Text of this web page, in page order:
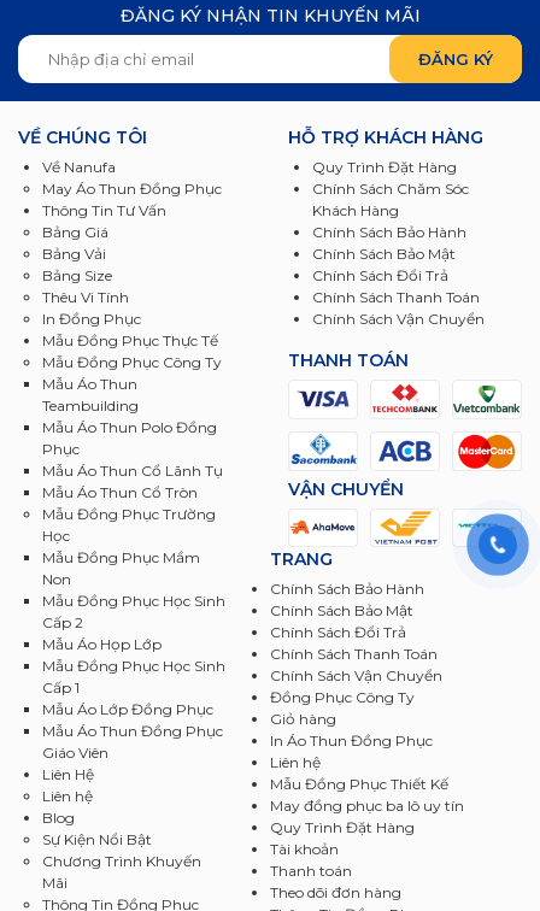
ĐĂNG KÝ NHẬN TIN KHUYẾN MÃI
VỀ CHÚNG TÔI
Về Nanufa
May Áo Thun Đồng Phục
Thông Tin Tư Vấn
Bảng Giá
Bảng Vải
Bảng Size
Thêu Vi Tính
In Đồng Phục
Mẫu Đồng Phục Thực Tế
Mẫu Đồng Phục Công Ty
Mẫu Áo Thun
Teambuilding
Mẫu Áo Thun Polo Đồng
Phục
Mẫu Áo Thun Cổ Lãnh Tụ
Mẫu Áo Thun Cổ Tròn
Mẫu Đồng Phục Trường
Học
Mẫu Đồng Phục Mầm
Non
Mẫu Đồng Phục Học Sinh
Cấp 2
Mẫu Áo Họp Lớp
Mẫu Đồng Phục Học Sinh
Cấp 1
Mẫu Áo Lớp Đồng Phục
Mẫu Áo Thun Đồng Phục
Giáo Viên
Liên Hệ
Liên hệ
Blog
Sự Kiện Nổi Bật
Chương Trình Khuyến
Mãi
Thông Tin Đồng Phục
HỖ TRỢ KHÁCH HÀNG
Quy Trình Đặt Hàng
Chính Sách Chăm Sóc
Khách Hàng
Chính Sách Bảo Hành
Chính Sách Bảo Mật
Chính Sách Đổi Trả
Chính Sách Thanh Toán
Chính Sách Vận Chuyển
THANH TOÁN
VẬN CHUYỂN
TRANG
Chính Sách Bảo Hành
Chính Sách Bảo Mật
Chính Sách Đổi Trả
Chính Sách Thanh Toán
Chính Sách Vận Chuyển
Đồng Phục Công Ty
Giỏ hàng
In Áo Thun Đồng Phục
Liên hệ
Mẫu Đồng Phục Thiết Kế
May đồng phục ba lô uy tín
Quy Trình Đặt Hàng
Tài khoản
Thanh toán
Theo dõi đơn hàng